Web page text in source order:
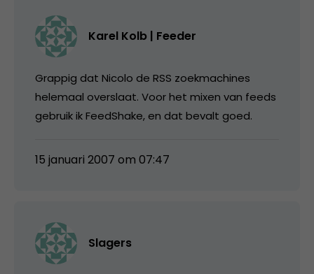
Karel Kolb | Feeder
Grappig dat Nicolo de RSS zoekmachines
helemaal overslaat. Voor het mixen van feeds
gebruik ik FeedShake, en dat bevalt goed.
15 januari 2007 om 07:47
Slagers